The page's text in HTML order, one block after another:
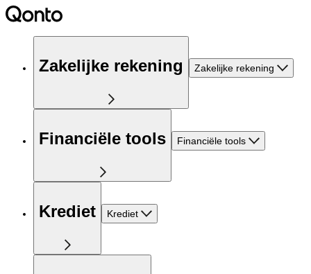
Zakelijke rekening Zakelijke rekening
Financiële tools Financiële tools
Krediet Krediet